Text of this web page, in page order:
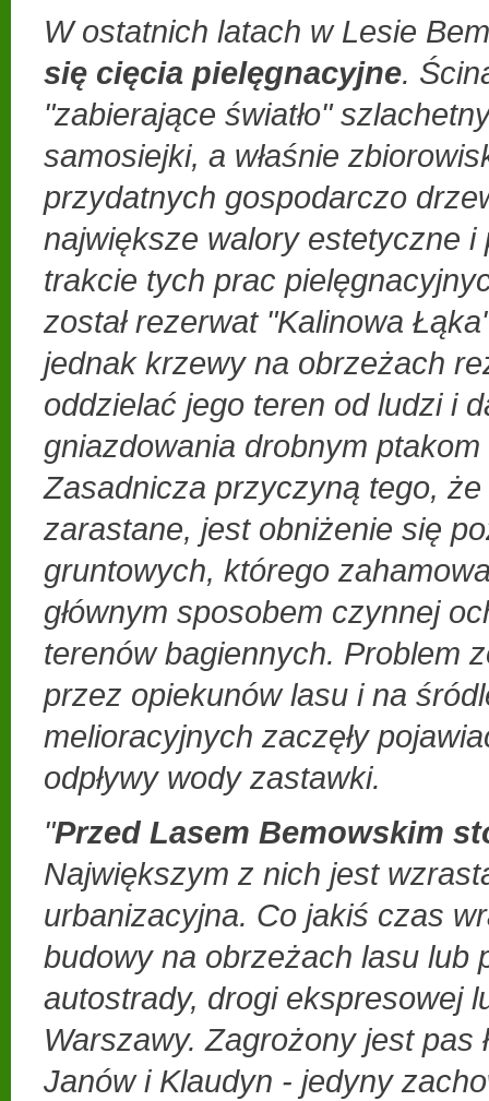
W ostatnich latach w Lesie
się cięcia pielęgnacyjne.
"zabierające światło"
samosiejki, a właśnie
przydatnych gospodarczo
największe walory estetyczne i
trakcie tych prac
został rezerwat "Kalinowa
jednak krzewy na obrzeżach
oddzielać jego teren od ludzi i
gniazdowania drobnym
Zasadnicza przyczyną tego,
zarastane, jest obniżenie się
gruntowych, którego
głównym sposobem czynnej
terenów bagiennych. Problem
przez opiekunów lasu i na
melioracyjnych zaczęły
odpływy wody zastawki.
"Przed Lasem Bemowskim
Największym z nich jest
urbanizacyjna. Co jakiś czas
budowy na obrzeżach lasu lub
autostrady, drogi ekspresowej
Warszawy. Zagrożony jest pas
Janów i Klaudyn - jedyny